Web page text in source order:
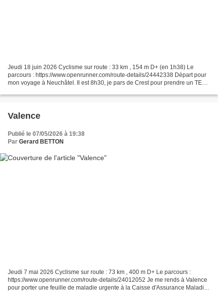
Jeudi 18 juin 2026 Cyclisme sur route : 33 km , 154 m D+ (en 1h38) Le
parcours : https://www.openrunner.com/route-details/24442338 Départ pour
mon voyage à Neuchâtel. Il est 8h30, je pars de Crest pour prendre un TER
Valence
Publié le 07/05/2026 à 19:38
Par Gerard BETTON
Jeudi 7 mai 2026 Cyclisme sur route : 73 km , 400 m D+ Le parcours :
https://www.openrunner.com/route-details/24012052 Je me rends à Valence
pour porter une feuille de maladie urgente à la Caisse d'Assurance Maladie